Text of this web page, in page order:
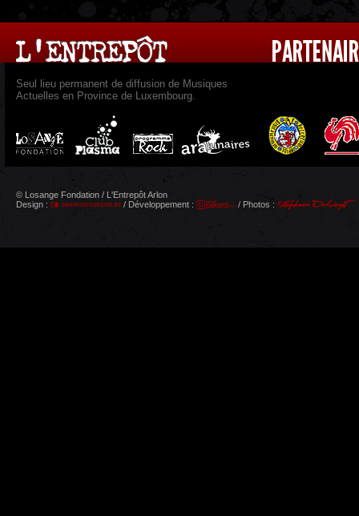
Seul lieu permanent de diffusion de Musiques
Actuelles en Province de Luxembourg.
© Losange Fondation / L'Entrepôt Arlon
Design :
/ Développement : / Photos :